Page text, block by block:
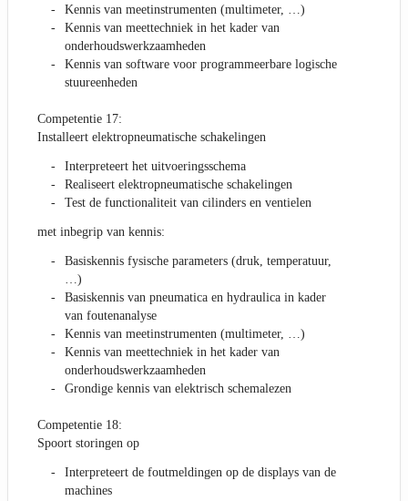
Kennis van meetinstrumenten (multimeter, …)
Kennis van meettechniek in het kader van
onderhoudswerkzaamheden
Kennis van software voor programmeerbare logische
stuureenheden
Competentie 17:
Installeert elektropneumatische schakelingen
Interpreteert het uitvoeringsschema
Realiseert elektropneumatische schakelingen
Test de functionaliteit van cilinders en ventielen
met inbegrip van kennis:
Basiskennis fysische parameters (druk, temperatuur,
…)
Basiskennis van pneumatica en hydraulica in kader
van foutenanalyse
Kennis van meetinstrumenten (multimeter, …)
Kennis van meettechniek in het kader van
onderhoudswerkzaamheden
Grondige kennis van elektrisch schemalezen
Competentie 18:
Spoort storingen op
Interpreteert de foutmeldingen op de displays van de
machines